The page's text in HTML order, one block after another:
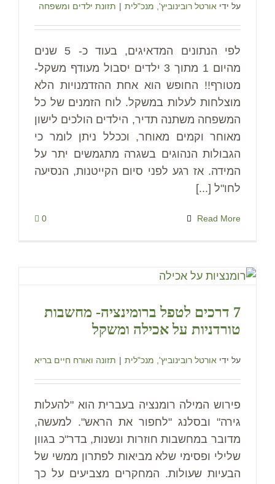
על ידי אורטל רובינוביץ', מנכ"לית | תזונת ילדים ומשפחה
לפי הנתונים המדאיגים, בעוד כ- 5 שנים
מהיום 1 מתוך 3 ילדים יסבול מעודף משקל-
מטורף!! החופש הוא אחת ההזדמנויות הלא
מוצלחות לעלות במשקל. לוח הזמנים של כל
המשפחה משתנה תדיר, הילדים הולכים לישון
מאוחר וקמים מאוחר, וככלל ניתן לומר כי
הגבולות הנהוגים בשגרה מתגמשים יתר על
המידה. אז רגע לפני סיום הקייטנות, הנסיעה
לחו"ל [...]
Read More
0
7 דרכים לטפל ברומינציה- מחשבות
טורדניות על אכילה ומשקל
על ידי אורטל רובינוביץ', מנכ"לית | תזונה ואורח חיים בריא
פירוש המילה רומנציה בעברית הוא "להעלות
גירה" ובסלנג "לחפור את הראש". למעשה,
מדובר במחשבות חוזרות ונשנות, בדר"כ בגוון
שלילי ופסימי שלא מביאות לפתרון ממשי של
הבעיות שעולות. המחקרים מצביעים על כך